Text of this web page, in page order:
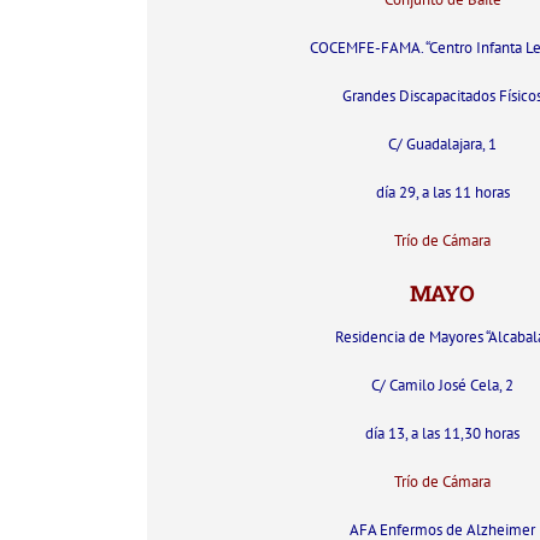
COCEMFE-FAMA. “Centro Infanta
Grandes Discapacitados
C/ Guadalajara, 1
día 29, a las 11 horas
Trío de Cámara
MAYO
Residencia de Mayores
C/ Camilo José Cela, 2
día 13, a las 11,30 horas
Trío de Cámara
AFA Enfermos de Alzheimer